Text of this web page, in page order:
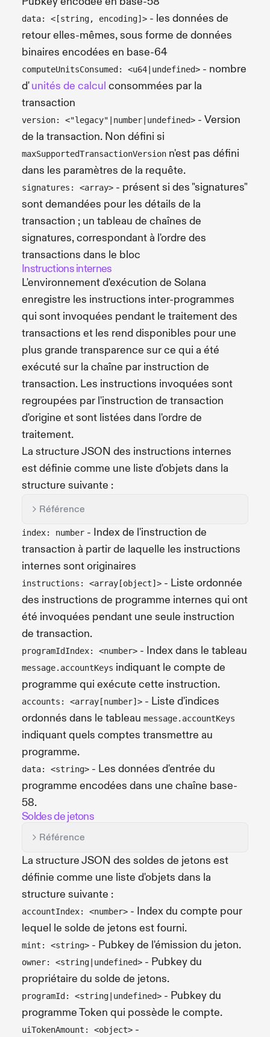
data: <[string, encoding]> - les données de
retour elles-mêmes, sous forme de données
binaires encodées en base-64
computeUnitsConsumed: <u64|undefined> - nombre
d'unités de calcul consommées par la
transaction
version: <"legacy"|number|undefined> - Version
de la transaction. Non défini si
maxSupportedTransactionVersion n'est pas défini
dans les paramètres de la requête.
signatures: <array> - présent si des "signatures"
sont demandées pour les détails de la
transaction ; un tableau de chaînes de
signatures, correspondant à l'ordre des
transactions dans le bloc
Instructions internes
L'environnement d'exécution de Solana
enregistre les instructions inter-programmes
qui sont invoquées pendant le traitement des
transactions et les rend disponibles pour une
plus grande transparence sur ce qui a été
exécuté sur la chaîne par instruction de
transaction. Les instructions invoquées sont
regroupées par l'instruction de transaction
d'origine et sont listées dans l'ordre de
traitement.
La structure JSON des instructions internes
est définie comme une liste d'objets dans la
structure suivante :
Référence
index: number - Index de l'instruction de
transaction à partir de laquelle les instructions
internes sont originaires
instructions: <array[object]> - Liste ordonnée
des instructions de programme internes qui ont
été invoquées pendant une seule instruction
de transaction.
programIdIndex: <number> - Index dans le tableau
message.accountKeys indiquant le compte de
programme qui exécute cette instruction.
accounts: <array[number]> - Liste d'indices
ordonnés dans le tableau message.accountKeys
indiquant quels comptes transmettre au
programme.
data: <string> - Les données d'entrée du
programme encodées dans une chaîne base-
58.
Soldes de jetons
Référence
La structure JSON des soldes de jetons est
définie comme une liste d'objets dans la
structure suivante :
accountIndex: <number> - Index du compte pour
lequel le solde de jetons est fourni.
mint: <string> - Pubkey de l'émission du jeton.
owner: <string|undefined> - Pubkey du
propriétaire du solde de jetons.
programId: <string|undefined> - Pubkey du
programme Token qui possède le compte.
uiTokenAmount: <object> -